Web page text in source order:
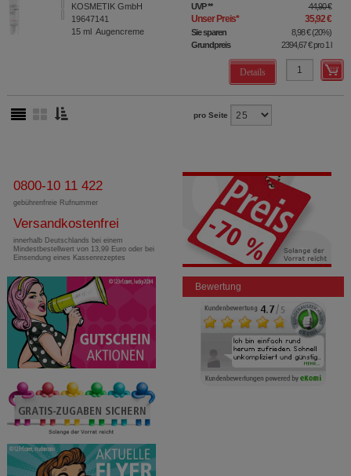
KOSMETIK GmbH
19647141
15 ml Augencreme
UVP** 44,90 €
Unser Preis* 35,92 €
Sie sparen 8,98 €(20%)
Grundpreis
2394,67 €pro 1 l
Details
pro Seite
0800-10 11 422
gebührenfreie Rufnummer
Versandkostenfrei
innerhalb Deutschlands bei einem
Mindestbestellwert von 13,99 Euro oder bei
Einsendung eines Kassenrezeptes
Bewertung